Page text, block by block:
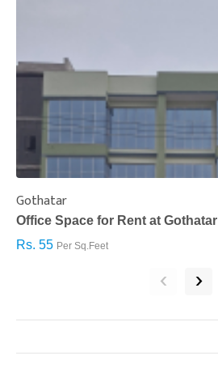
Gothatar
Office Space for Rent at Gothatar
Rs. 55 Per Sq.Feet
‹ ›